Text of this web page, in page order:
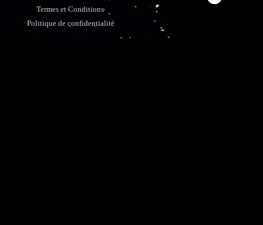
Termes et Conditions
Politique de confidentialité